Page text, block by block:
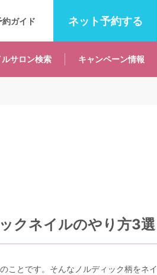
ネット予約する
サロン検索 キャンペーン情報
約ガイド
クネイルのやり方3選
ことです。そんなノルディック柄をネイ